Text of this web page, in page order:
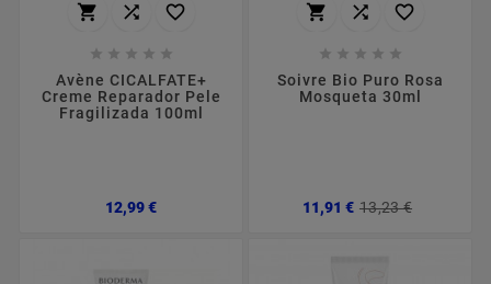
  
    
Avène CICALFATE+
Creme Reparador Pele
Fragilizada 100ml
12,99 €Preço
  
    
Soivre Bio Puro Rosa
Mosqueta 30ml
11,91 € 13,23 €